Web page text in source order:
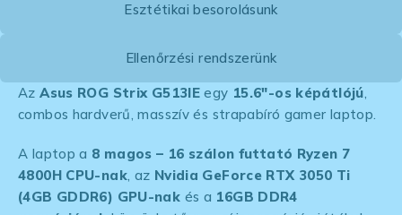
Esztétikai besorolásunk
Ellenőrzési rendszerünk
AzAsus ROG Strix G513IE egy 15.6″-os képátlójú,
combos hardverű, masszív és strapabíró gamer laptop.
A laptop a 8 magos – 16 szálon futtató Ryzen 7
4800H CPU-nak, az Nvidia GeForce RTX 3050 Ti
(4GB GDDR6) GPU-nak és a 16GB DDR4